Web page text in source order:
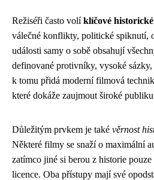
Režiséři často volíklíčové
válečné konflikty, politické spiknutí,
události samy o sobě obsahují
definované protivníky, vysoké
k tomu přidá moderní filmová
které dokáže zaujmout široké
Důležitým prvkem je také věrnost
Některé filmy se snaží o maximální
zatímco jiné si berou z historie
licence. Oba přístupy mají své